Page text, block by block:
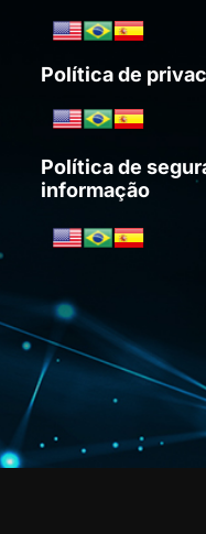
Política de
Política de
informação